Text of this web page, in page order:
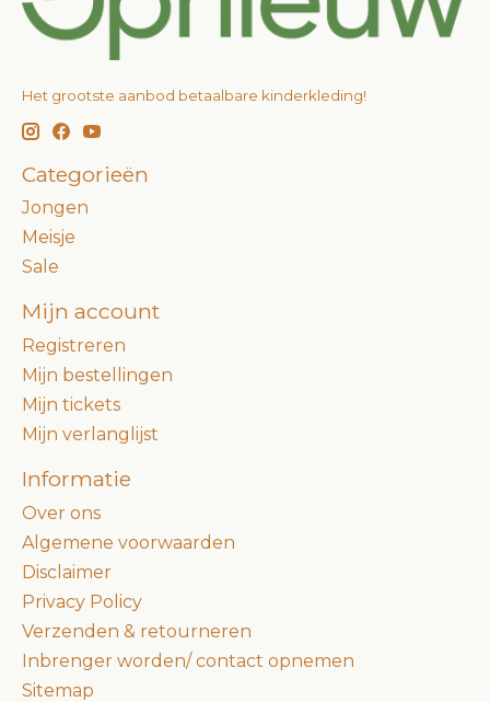
Het grootste aanbod betaalbare kinderkleding!
Categorieën
Jongen
Meisje
Sale
Mijn account
Registreren
Mijn bestellingen
Mijn tickets
Mijn verlanglijst
Informatie
Over ons
Algemene voorwaarden
Disclaimer
Privacy Policy
Verzenden & retourneren
Inbrenger worden/ contact opnemen
Sitemap